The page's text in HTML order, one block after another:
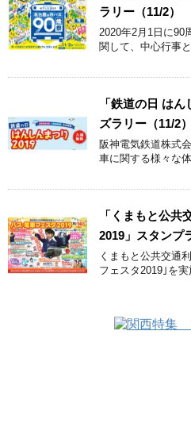
ラリー（11/2）
2020年2月1日に90
関して、中心行事
「鉄道の日 は
ズラリー（11/2）
阪神電気鉄道株式
車に関する様々な
「くまもと公共
2019」スタンプ
くまもと公共交通
フェスタ2019｣を